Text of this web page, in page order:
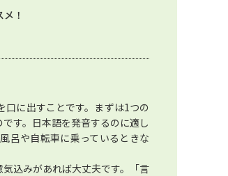
！
口に出すことです。まずは1つの
す。日本語を発音するのに適し
呂や自転車に乗っているときな
込みがあれば大丈夫です。「言